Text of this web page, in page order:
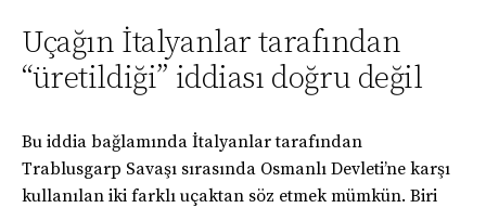
Uçağın İtalyanlar tarafından
“üretildiği” iddiası doğru değil
Bu iddia bağlamında İtalyanlar tarafından
Trablusgarp Savaşı sırasında Osmanlı Devleti’ne karşı
kullanılan iki farklı uçaktan söz etmek mümkün. Biri